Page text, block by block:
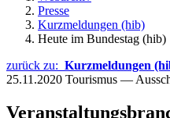
Presse
Kurzmeldungen (hib)
Heute im Bundestag (hib)
zurück zu: Kurzmeldungen
25.11.2020 Tourismus —